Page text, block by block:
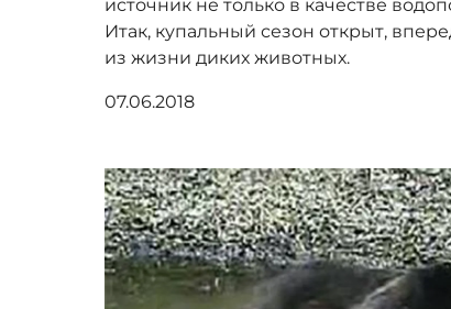
источник не только в качестве
Итак, купальный сезон открыт,
из жизни диких животных.
07.06.2018